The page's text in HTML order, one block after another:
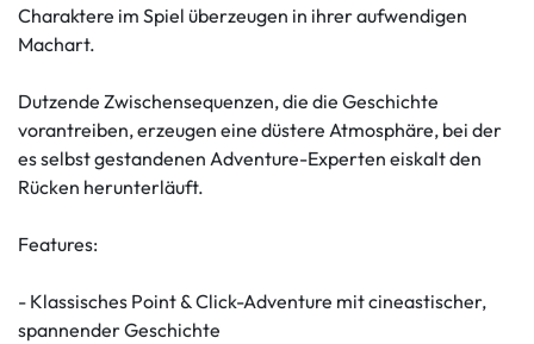
Charaktere im Spiel überzeugen in ihrer aufwendigen
Machart.
Dutzende Zwischensequenzen, die die Geschichte
vorantreiben, erzeugen eine düstere Atmosphäre, bei der
es selbst gestandenen Adventure-Experten eiskalt den
Rücken herunterläuft.
Features:
- Klassisches Point & Click-Adventure mit cineastischer,
spannender Geschichte